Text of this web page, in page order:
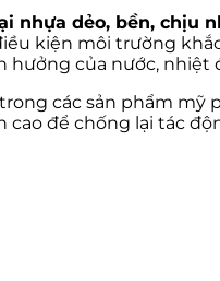
nhựa dẻo, bền, chịu
kiện môi trường
hưởng của nước, nhiệt
các sản phẩm mỹ
cao để chống lại tác